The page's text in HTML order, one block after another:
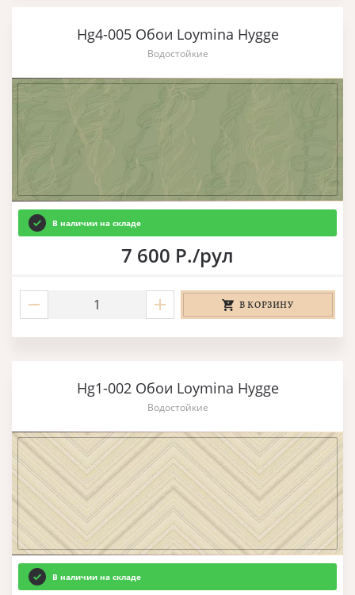
Hg4-005 Обои Loymina Hygge
Водостойкие
В наличии на складе
7 600 Р./рул
В КОРЗИНУ
Hg1-002 Обои Loymina Hygge
Водостойкие
В наличии на складе